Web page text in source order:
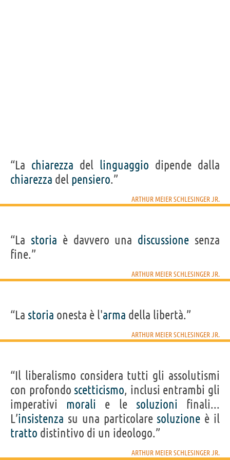
“La chiarezza del linguaggio dipende dalla
chiarezza del pensiero.”
ARTHUR MEIER SCHLESINGER JR.
“La storia è davvero una discussione senza
fine.”
ARTHUR MEIER SCHLESINGER JR.
“La storia onesta è l'arma della libertà.”
ARTHUR MEIER SCHLESINGER JR.
“Il liberalismo considera tutti gli assolutismi
con profondo scetticismo, inclusi entrambi gli
imperativi morali e le soluzioni finali...
L’insistenza su una particolare soluzione è il
tratto distintivo di un ideologo.”
ARTHUR MEIER SCHLESINGER JR.